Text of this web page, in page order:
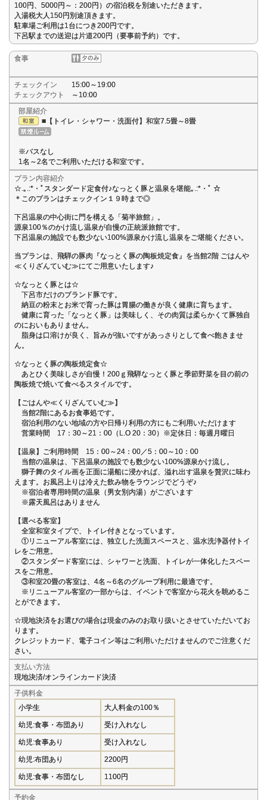
100円、5000円～：200円）の宿泊税を別途いただきます。
入湯税大人150円別途頂きます。
駐車場ご利用は1台につき200円です。
下呂駅までの送迎は片道200円（要事前予約）です。
食事
チェックイン
15:00～19:00
チェックアウト
～10:00
部屋紹介
■【トイレ・シャワー・洗面付】和室7.5畳～8畳
※バスなし
1名～2名でご利用いただける和室です。
プラン内容紹介
☆.｡.:*・ﾟスタンダード定食付♪なっとく豚と温泉を堪能｡.:*・ﾟ ☆
＊このプランはチェックイン１９時まで◎
下呂温泉の中心街に門を構える「菊半旅館」。
源泉100％のかけ流し温泉が自慢の正統派旅館です。
下呂温泉の施設でも数少ない100%源泉かけ流し温泉をご堪能ください。
当プランは、飛騨の豚肉『なっとく豚の陶板焼定食』を当館2階 ごはんや
≪くりざんていむ≫にてご用意いたします♪
☆なっとく豚とは☆
下呂市だけのブランド豚です。
納豆の粉末とお米で育った豚は胃腸の働きが良く健康に育ちます。
健康に育った「なっとく豚」は美味しく、その肉質は柔らかくて豚独自
のにおいもありません。
脂身は口溶けが良く、旨みが強いですがあっさりとして食べ飽きませ
ん。
☆なっとく豚の陶板焼定食☆
あとひく美味しさが自慢！200ｇ飛騨なっとく豚と季節野菜を目の前の
陶板焼で焼いて食べるスタイルです。
【ごはんや≪くりざんていむ≫】
当館2階にあるお食事処です。
宿泊利用のない地域の方や日帰り利用の方にもご利用いただけます
営業時間 17：30～21：00（L.O 20：30）※定休日：毎週月曜日
【温泉】ご利用時間 15：00～24：00／5：00～10：00
当館の温泉は、下呂温泉の施設でも数少ない100%源泉かけ流し。
獅子舞のタイル画を正面に湯船に浸かれば、溢れ出す温泉を贅沢に味わ
えます。お風呂上りは冷えた飲み物をラウンジでどうぞ♪
※宿泊者専用時間の温泉（男女別内湯）がございます
※露天風呂はありません
【選べる客室】
全室和室タイプで、トイレ付きとなっています。
①リニューアル客室には、独立した洗面スペースと、温水洗浄器付トイ
レをご用意。
②スタンダード客室には、シャワーと洗面、トイレが一体化したスペー
スをご用意。
③和室20畳の客室は、4名～6名のグループ利用に最適です。
※リニューアル客室の一部からは、イベントで客室から花火を眺めるこ
とができます。
☆現地決済をお選びの場合は現金のみのお取り扱いとさせていただいてお
ります。
クレジットカード、電子コイン等はご利用いただけませんのでご注意くだ
さい。
支払い方法
現地決済/オンラインカード決済
子供料金
小学生
大人料金の100％
幼児:食事・布団あり 受け入れなし
幼児:食事あり 受け入れなし
幼児:布団あり 2200円
幼児:食事・布団なし 1100円
予約金